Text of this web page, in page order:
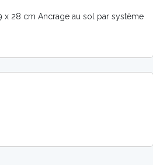
x 28 cm Ancrage au sol par système